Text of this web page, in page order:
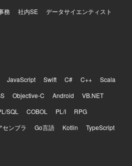
務 社内SE
データサイエンティスト
JavaScript Swift C# C++
Scala
Objective-C Android
VB.NET
SQL COBOL PL/I
RPG
センブラ Go言語 Kotlin
TypeScript